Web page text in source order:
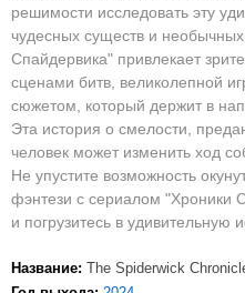
решимости исследовать эту
чудесных существ и
Спайдервика" привлекает
сценами битв, великолепной
сюжетом, который держит в
Эта история о смелости,
человек может изменить ход
Не упустите возможность
фэнтези с сериалом "Хроники
и погрузитесь в удивительную
Название: The Spiderwick